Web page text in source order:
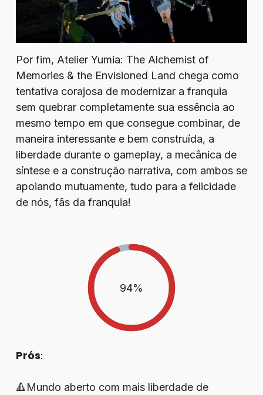
Por fim, Atelier Yumia: The Alchemist of
Memories & the Envisioned Land chega como
tentativa corajosa de modernizar a franquia
sem quebrar completamente sua essência ao
mesmo tempo em que consegue combinar, de
maneira interessante e bem construída, a
liberdade durante o gameplay, a mecânica de
síntese e a construção narrativa, com ambos se
apoiando mutuamente, tudo para a felicidade
de nós, fãs da franquia!
94%
Prós:
🔺Mundo aberto com mais liberdade de